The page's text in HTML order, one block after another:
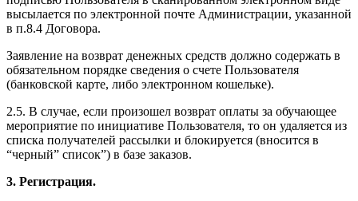
высылается по электронной почте Администрации, указанной
в п.8.4 Договора.
Заявление на возврат денежных средств должно содержать в
обязательном порядке сведения о счете Пользователя
(банковской карте, либо электронном кошельке).
2.5. В случае, если произошел возврат оплаты за обучающее
мероприятие по инициативе Пользователя, то он удаляется из
списка получателей рассылки и блокируется (вносится в
“черный” список”) в базе заказов.
3. Регистрация.